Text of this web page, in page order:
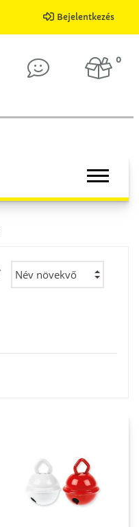
Bejelentkezés
0